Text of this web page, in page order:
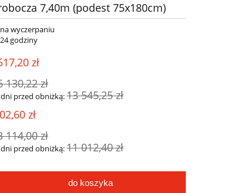
7,40m (podest 75x180cm)
na wyczerpaniu
24 godziny
zł
130,22 zł
dni przed obniżką:13 545,25 zł
zł
114,00 zł
dni przed obniżką:11 012,40 zł
do koszyka